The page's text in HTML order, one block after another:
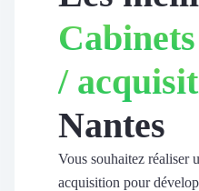
Partage d’avis multicanal
Vidéo de témoignage
Intent data
Révéler le réseau
Vitrine & média
Suivi du ROI
Voir tous nos avis clients
/
Nantes
Vous souhaitez réaliser
acquisition pour